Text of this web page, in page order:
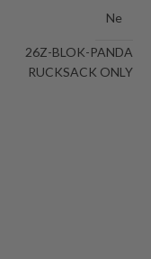
Ne
26Z-BLOK-PANDA
RUCKSACK ONLY